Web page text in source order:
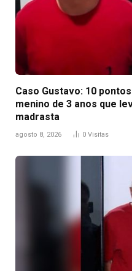
Caso Gustavo: 10
menino de 3 anos que
madrasta
agosto 8, 2026 0 Visitas